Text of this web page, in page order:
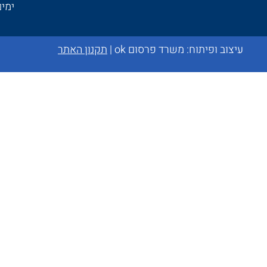
ימים
עיצוב ופיתוח: משרד פרסום ok |תקנון האתר